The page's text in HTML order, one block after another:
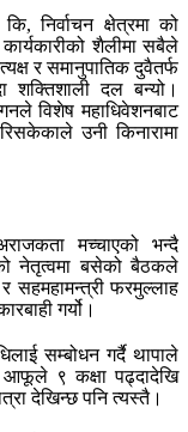
निर्वाचन क्षेत्रमा को
शैलीमा सबैले
र समानुपातिक दुवैतर्फ
शक्तिशाली दल बन्यो।
विशेष महाधिवेशनबाट
उनी किनारामा
मच्चाएको भन्दै
नेतृत्वमा बसेको बैठकले
र सहमहामन्त्री फरमुल्लाह
गर्यो।
सम्बोधन गर्दै थापाले
आफूले ९ कक्षा पढ्दादेखि
देखिन्छ पनि त्यस्तै।